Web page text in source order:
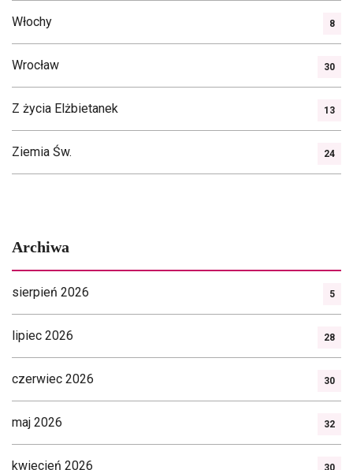
Włochy 8
Wrocław 30
Z życia Elżbietanek 13
Ziemia Św. 24
Archiwa
sierpień 2026 5
lipiec 2026 28
czerwiec 2026 30
maj 2026 32
kwiecień 2026 30